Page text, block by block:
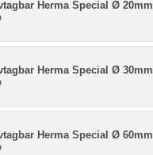
Herma Special Ø 20mm
Herma Special Ø 30mm
Herma Special Ø 60mm